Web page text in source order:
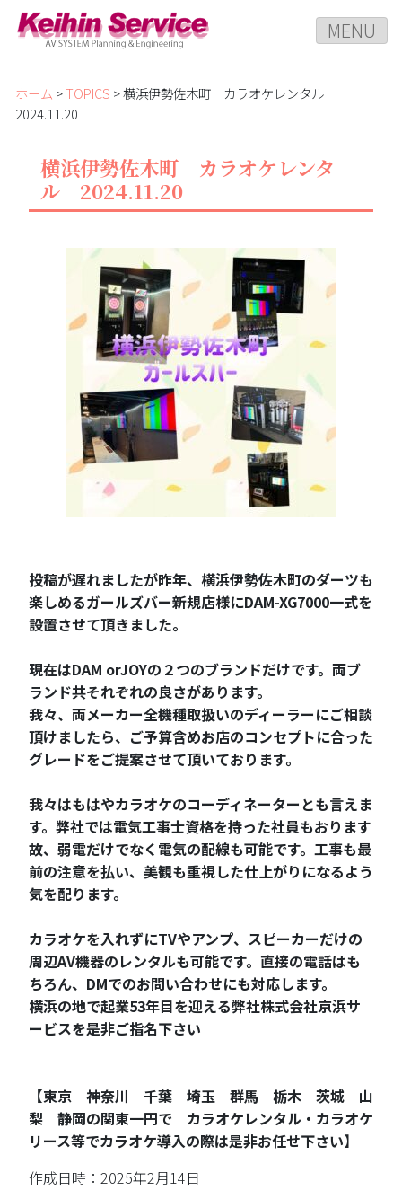
MENU
ホーム >TOPICS > 横浜伊勢佐木町 カラオケレンタル
2024.11.20
横浜伊勢佐木町 カラオケレンタ
ル 2024.11.20
投稿が遅れましたが昨年、横浜伊勢佐木町のダーツも
楽しめるガールズバー新規店様にDAM-XG7000一式を
設置させて頂きました。
現在はDAM orJOYの２つのブランドだけです。両ブ
ランド共それぞれの良さがあります。
我々、両メーカー全機種取扱いのディーラーにご相談
頂けましたら、ご予算含めお店のコンセプトに合った
グレードをご提案させて頂いております。
我々はもはやカラオケのコーディネーターとも言えま
す。弊社では電気工事士資格を持った社員もおります
故、弱電だけでなく電気の配線も可能です。工事も最
前の注意を払い、美観も重視した仕上がりになるよう
気を配ります。
カラオケを入れずにTVやアンプ、スピーカーだけの
周辺AV機器のレンタルも可能です。直接の電話はも
ちろん、DMでのお問い合わせにも対応します。
横浜の地で起業53年目を迎える弊社株式会社京浜サ
ービスを是非ご指名下さい
【東京 神奈川 千葉 埼玉 群馬 栃木 茨城 山
梨 静岡の関東一円で カラオケレンタル・カラオケ
リース等でカラオケ導入の際は是非お任せ下さい】
作成日時：2025年2月14日